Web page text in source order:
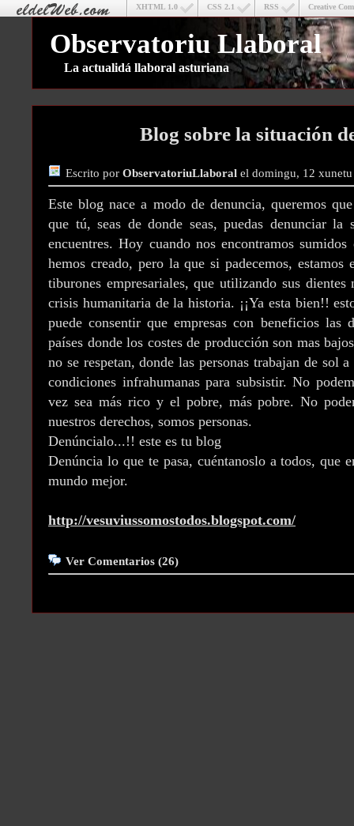
Creative
RSS
CSS 2.1
XHTML 1.0
Observatoriu Llaboral
La actualidá llaboral asturiana
Blog sobre la situación
Escrito por ObservatoriuLlaboral el domingu, 12
Este blog nace a modo de denuncia, queremos
que tú, seas de donde seas, puedas denunciar
encuentres. Hoy cuando nos encontramos
hemos creado, pero la que si padecemos, estamos
tiburones empresariales, que utilizando sus
crisis humanitaria de la historia. ¡¡Ya esta bien!!
puede consentir que empresas con beneficios las
países donde los costes de producción son mas
no se respetan, donde las personas trabajan de sol
condiciones infrahumanas para subsistir. No
vez sea más rico y el pobre, más pobre. No
nuestros derechos, somos personas.
Denúncialo...!! este es tu blog
Denúncia lo que te pasa, cuéntanoslo a todos, que
mundo mejor.
http://vesuviussomostodos.blogspot.com/
Ver Comentarios (26)